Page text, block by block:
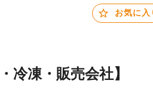
お気に入
冷凍・販売会社】